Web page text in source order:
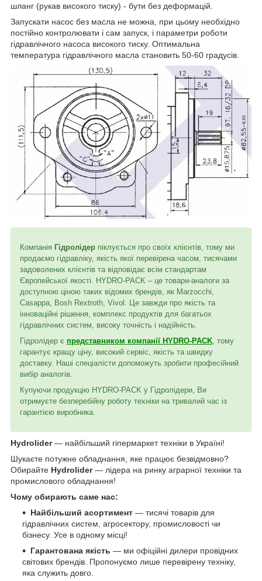
шланг (рукав високого тиску) - бути без деформацій.
Запускати насос без масла не можна, при цьому необхідно
постійно контролювати і сам запуск, і параметри роботи
гідравлічного насоса високого тиску. Оптимальна
температура гідравлічного масла становить 50-60 градусів.
Компанія Гідролідер піклується про своїх клієнтів, тому ми
продаємо гідравліку, якість якої перевірена часом, тисячами
задоволених клієнтів та відповідає всім стандартам
Європейської якості. HYDRO-PACK – це товари-аналоги за
доступною ціною таких відомих брендів, як Marzocchi,
Casappa, Bosh Rextroth, Vivol. Це завжди про якість та
інноваційні рішення, комплекс продуктів для багатьох
гідравлічних систем, високу точність і надійність.
Гідролідер є представником компанії HYDRO-PACK, тому
гарантує кращу ціну, високий сервіс, якість та швидку
доставку. Наші спеціалісти допоможуть зробити професійний
вибір аналогів.
Купуючи продукцію HYDRO-PACK у Гідролідери, Ви
отримуєте безперебійну роботу техніки на тривалий час із
гарантією виробника.
Hydrolider— найбільший гіпермаркет техніки в Україні!
Шукаєте потужне обладнання, яке працює безвідмовно?
Обирайте Hydrolider— лідера на ринку аграрної техніки та
промислового обладнання!
Чому обирають саме нас:
Найбільший асортимент — тисячі товарів для
гідравлічних систем, агросектору, промисловості чи
бізнесу. Усе в одному місці!
Гарантована якість — ми офіційні дилери провідних
світових брендів. Пропонуємо лише перевірену техніку,
яка служить довго.